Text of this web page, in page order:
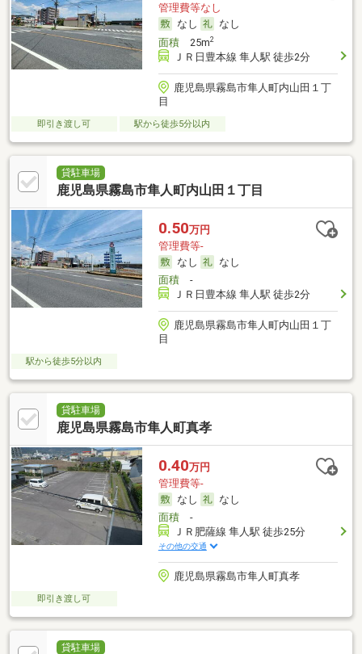
管理費等なし
なし
なし
面積25m2
ＪＲ日豊本線 隼人駅 徒歩2分
鹿児島県霧島市隼人町内山田１丁
目
即引き渡し可 駅から徒歩5分以内
貸駐車場
鹿児島県霧島市隼人町内山田１丁目
0.50万円
管理費等-
なし
なし
面積-
ＪＲ日豊本線 隼人駅 徒歩2分
鹿児島県霧島市隼人町内山田１丁
目
駅から徒歩5分以内
貸駐車場
鹿児島県霧島市隼人町真孝
0.40万円
管理費等-
なし
なし
面積-
ＪＲ肥薩線 隼人駅 徒歩25分
その他の交通
鹿児島県霧島市隼人町真孝
即引き渡し可
貸駐車場